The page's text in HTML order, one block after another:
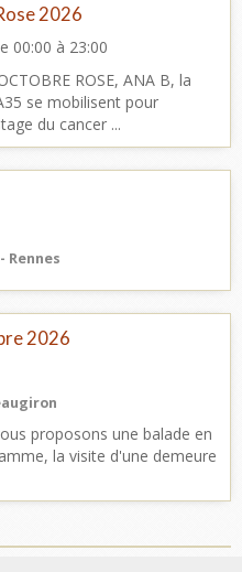
2026
00:00 à 23:00
ROSE, ANA B, la
se mobilisent pour
du cancer ...
Rennes
2026
proposons une balade en
la visite d'une demeure